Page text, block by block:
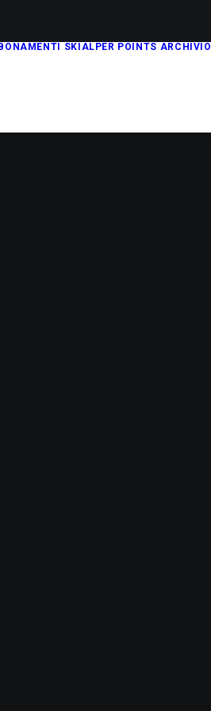
SKIALPER POINTS ARCHIVIO